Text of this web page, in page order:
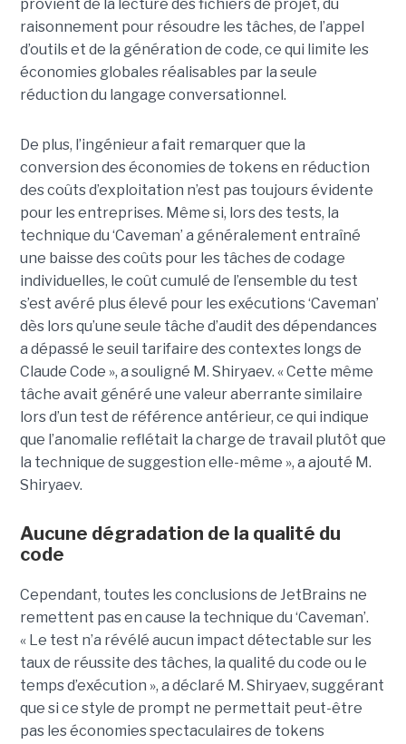
provient de la lecture des fichiers de projet, du
raisonnement pour résoudre les tâches, de l’appel
d’outils et de la génération de code, ce qui limite les
économies globales réalisables par la seule
réduction du langage conversationnel.
De plus, l’ingénieur a fait remarquer que la
conversion des économies de tokens en réduction
des coûts d’exploitation n’est pas toujours évidente
pour les entreprises. Même si, lors des tests, la
technique du ‘Caveman’ a généralement entraîné
une baisse des coûts pour les tâches de codage
individuelles, le coût cumulé de l’ensemble du test
s’est avéré plus élevé pour les exécutions ‘Caveman’
dès lors qu’une seule tâche d’audit des dépendances
a dépassé le seuil tarifaire des contextes longs de
Claude Code », a souligné M. Shiryaev. « Cette même
tâche avait généré une valeur aberrante similaire
lors d’un test de référence antérieur, ce qui indique
que l’anomalie reflétait la charge de travail plutôt que
la technique de suggestion elle-même », a ajouté M.
Shiryaev.
Aucune dégradation de la qualité du
code
Cependant, toutes les conclusions de JetBrains ne
remettent pas en cause la technique du ‘Caveman’.
« Le test n’a révélé aucun impact détectable sur les
taux de réussite des tâches, la qualité du code ou le
temps d’exécution », a déclaré M. Shiryaev, suggérant
que si ce style de prompt ne permettait peut-être
pas les économies spectaculaires de tokens